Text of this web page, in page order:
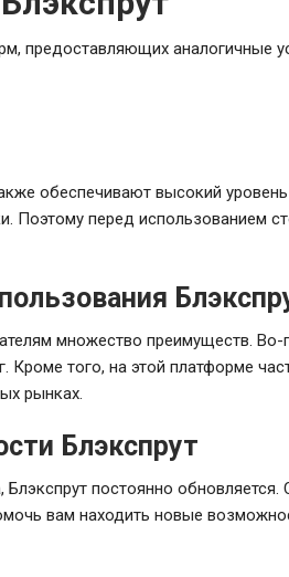
предоставляющих аналогичные
обеспечивают высокий
Поэтому перед использованием
множество преимуществ.
Кроме того, на этой платформе
рынках.
Блэкспрут
постоянно
вам находить новые